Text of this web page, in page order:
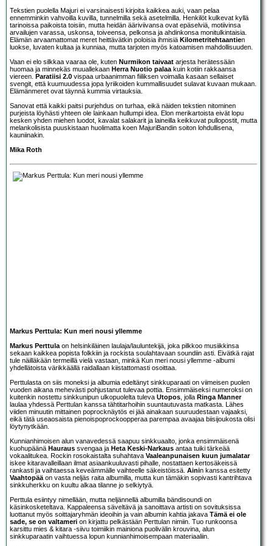
Tekstien puolella Majuri ei varsinaisesti kirjoita kaikkea auki, vaan pelaa
ennemminkin vahvoilla kuvilla, tunnelmilla sekä asetelmilla. Henkilöt kulkevat kyllä
tarinoissa paikoista toisiin, mutta heidän ääriviivansa ovat epäselviä, motiivinsa
arvailujen varassa, uskonsa, toiveensa, pelkonsa ja ahdinkonsa monitulkintaisia.
Elämän arvaamattomat meret heittävätkin poloisia ihmisiä Kilometritehtaantien
luokse, luvaten kultaa ja kunniaa, mutta tarjoten myös katoamisen mahdollisuuden.
Vaan ei elo silkkaa vaaraa ole, kuten Nurmikon taivaat arjesta herätessään
huomaa ja minnekäs muuallekaan Herra Nuotio palaa kuin kotiin rakkaansa
viereen. Paratiisi 2.0 vispaa urbaanimman fiiliksen voimalla kasaan sellaiset
svengit, että kuumuudessa jopa lyriikoiden kummallisuudet sulavat kuvaan mukaan.
Elämänmeret ovat täynnä kummia virtauksia.
Sanovat että kaikki paitsi purjehdus on turhaa, eikä näiden tekstien nitominen
purjeista löyhästi yhteen ole lainkaan hullumpi idea. Elon merikartoista eivät lopu
kesken yhden miehen luodot, kavalat salakarit ja laineilla keikkuvat pullopostit, mutta
melankolisista puuskistaan huolimatta koen MajuriBandin soiton lohdullisena,
kauniinakin.
Mika Roth
Markus Perttula: Kun meri nousi yllemme
Markus Perttula on helsinkiläinen laulaja/lauluntekijä, joka pilkkoo musiikkinsa
sekaan kaikkea popista folkkiin ja rockista soulahtavaan soundiin asti. Eivätkä rajat
tule näilläkään termeillä vielä vastaan, minkä Kun meri nousi yllemme -albumi
yhdellätoista värikkäällä raidallaan kiistattomasti osoittaa.
Perttulasta on siis moneksi ja albumia edeltänyt sinkkuparaati on viimeisen puolen
vuoden aikana mehevästi pohjustanut tulevaa pottia. Ensimmäiseksi numeroksi on
kuitenkin nostettu sinkkunipun ulkopuolelta tuleva Utopos , jolla Ringa Manner
laulaa yhdessä Perttulan kanssa tähtitarhoihin suuntautuvasta matkasta. Lähes
viiden minuutin mittainen poprocknäytös ei jää ainakaan suuruudestaan vajaaksi,
eikä tätä useaosaista pienoispoprockoopperaa parempaa avaajaa biisijoukosta olisi
löytynytkään.
Kunnianhimoisen alun vanavedessä saapuu sinkkuaalto, jonka ensimmäisenä
kuohupäänä Hauraus svengaa ja Heta Keski-Narkaus antaa tuiki tärkeää
vokaalitukea. Rockin rosokaistalta suhahtava Vaaleanpunaisen kuun jumalatar
iskee kitaravalleillaan ilmat asiaankuuluvasti pihalle, nostattaen kertosäkeissä
rankasti ja vaihtaessa keveämmälle vaihteelle säkeistöissä. Ainin kanssa esitetty
Vaahtopää on vasta neljäs raita albumilla, mutta kun tämäkin sopivasti kantrihtava
sinkkuherkku on kuultu alkaa tilanne jo selkiytyä.
Perttula esiintyy nimellään, mutta neljännellä albumilla bändisoundi on
käsinkosketeltava. Kappaleensa säveltävä ja sanoittava artisti on sovituksissa
luottanut myös soittajaryhmän ideoihin ja vain albumin kahtia jakava Tämä ei ole
sade, se on valtameri on kirjattu pelkästään Perttulan nimiin. Tuo runkoonsa
karsittu mies & kitara -siivu toimiikin mainiona puolivälin krouvina, alun
sinkkuparaatin vaihtuessa lopun kunnianhimoisempaan materiaaliin.